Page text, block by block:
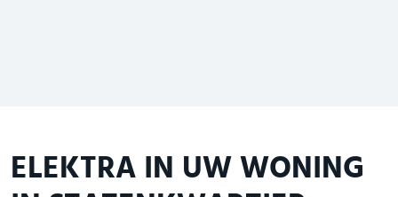
ELEKTRA IN UW WONING